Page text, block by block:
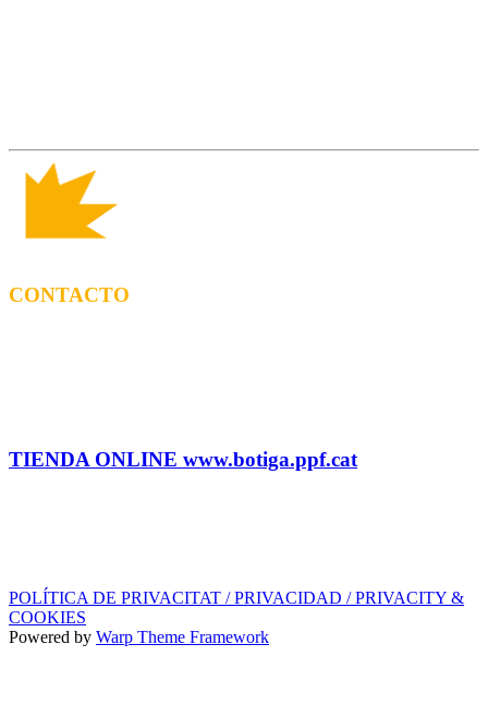
CONTACTO
TIENDA ONLINE www.botiga.ppf.cat
POLÍTICA DE PRIVACITAT / PRIVACIDAD / PRIVACITY &
COOKIES
Powered by Warp Theme Framework